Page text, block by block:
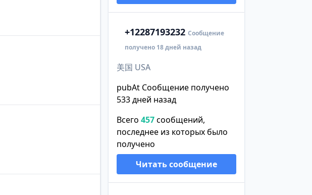
+12287193232 Сообщение
получено 18 дней назад
美国 USA
pubAt Сообщение получено
533 дней назад
Всего 457сообщений,
последнее из которых было
получено
Читать сообщение